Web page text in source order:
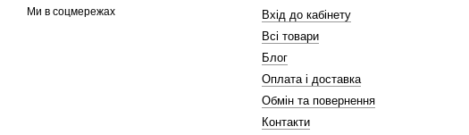
Ми в соцмережах
Вхід до кабінету
Всі товари
Блог
Оплата і доставка
Обмін та повернення
Контакти